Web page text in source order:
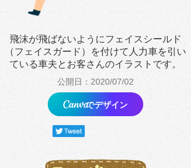
飛沫が飛ばないようにフェイスシールド
（フェイスガード）を付けて人力車を引い
ている車夫とお客さんのイラストです。
公開日：2020/07/02
でデザイン